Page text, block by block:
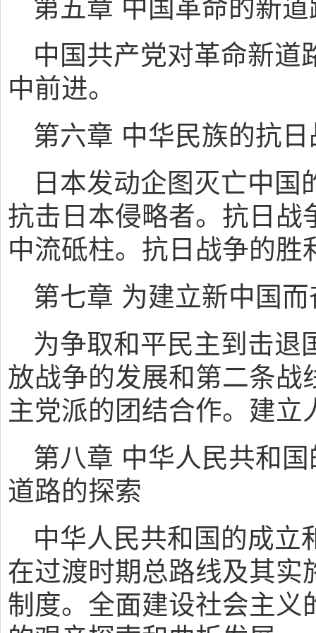
第五章 中国革命的新道
中国共产党对革命新道
中前进。
第六章 中华民族的抗日
日本发动企图灭亡中
抗击日本侵略者。抗日战
中流砥柱。抗日战争的胜
第七章 为建立新中国而
为争取和平民主到击退
放战争的发展和第二条战
主党派的团结合作。建
第八章 中华人民共和
道路的探索
中华人民共和国的成立
在过渡时期总路线及其实
制度。全面建设社会主义